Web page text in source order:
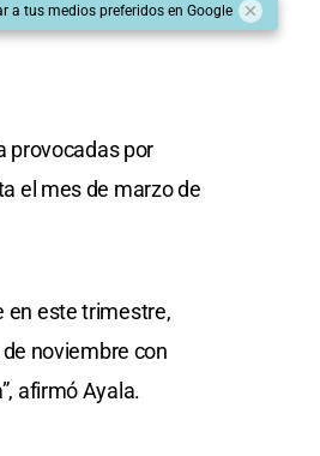
a tus medios preferidos en Google
provocadas por
el mes de marzo de
en este trimestre,
noviembre con
afirmó Ayala.